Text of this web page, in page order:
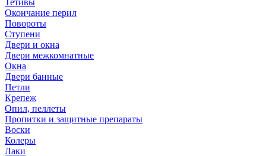
Тетивы
Окончание перил
Повороты
Ступени
Двери и окна
Двери межкомнатные
Окна
Двери банные
Петли
Крепеж
Опил, пеллеты
Пропитки и защитные препараты
Воски
Колеры
Лаки